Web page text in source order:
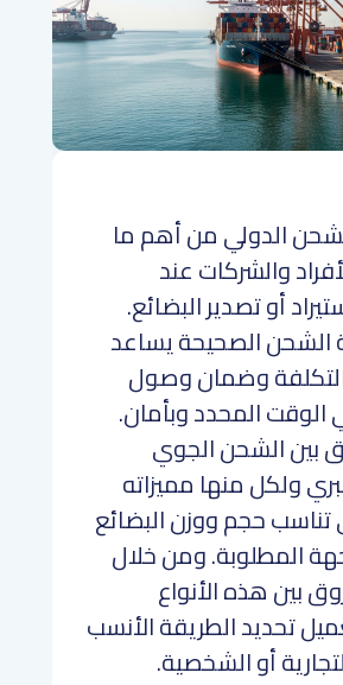
الدولي من أهم ما
والشركات عند
أو تصدير البضائع.
الشحن الصحيحة يساعد
وضمان وصول
المحدد وبأمان.
بين الشحن الجوي
ولكل منها مميزاته
تناسب حجم ووزن البضائع
المطلوبة. ومن خلال
بين هذه الأنواع
تحديد الطريقة الأنسب
أو الشخصية.